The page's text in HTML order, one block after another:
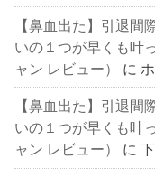
【鼻血出た】引退
いの１つが早くも叶
ャン レビュー）
に
【鼻血出た】引退
いの１つが早くも叶
ャン レビュー）
に